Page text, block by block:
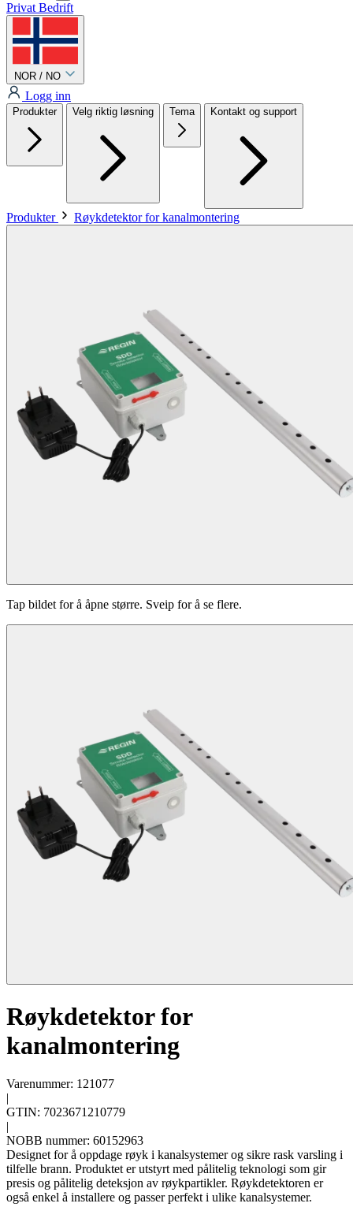
Privat Bedrift
NOR / NO
Logg inn
Produkter Velg riktig løsning Tema Kontakt og support
Produkter Røykdetektor for kanalmontering
Tap bildet for å åpne større. Sveip for å se flere.
Røykdetektor for
kanalmontering
Varenummer: 121077
|
GTIN: 7023671210779
|
NOBB nummer: 60152963
Designet for å oppdage røyk i kanalsystemer og sikre rask varsling i
tilfelle brann. Produktet er utstyrt med pålitelig teknologi som gir
presis og pålitelig deteksjon av røykpartikler. Røykdetektoren er
også enkel å installere og passer perfekt i ulike kanalsystemer.